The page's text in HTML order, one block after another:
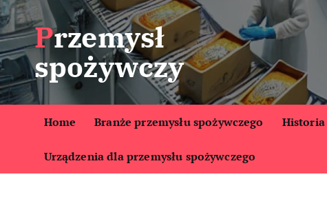
S
k
i
p
t
o
t
Przemysł
spożywczy
Home Branże przemysłu spożywczego Historia
Urządzenia dla przemysłu spożywczego